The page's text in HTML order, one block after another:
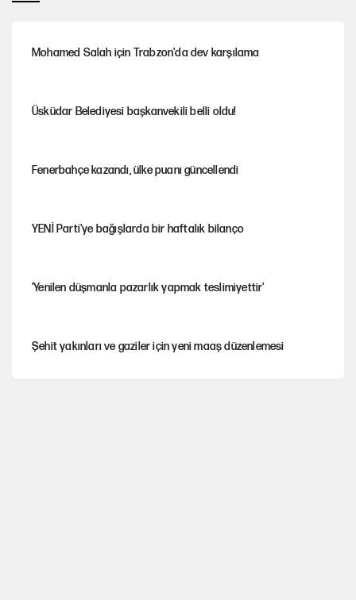
Mohamed Salah için Trabzon'da dev karşılama
Üsküdar Belediyesi başkanvekili belli oldu!
Fenerbahçe kazandı, ülke puanı güncellendi
YENİ Parti'ye bağışlarda bir haftalık bilanço
'Yenilen düşmanla pazarlık yapmak teslimiyettir'
Şehit yakınları ve gaziler için yeni maaş düzenlemesi